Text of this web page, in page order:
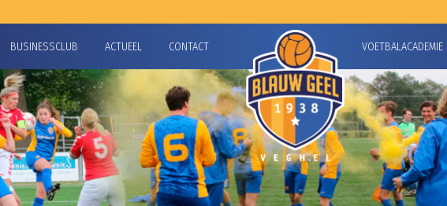
BUSINESSCLUB ACTUEEL CONTACT VOETBALACADEMIE